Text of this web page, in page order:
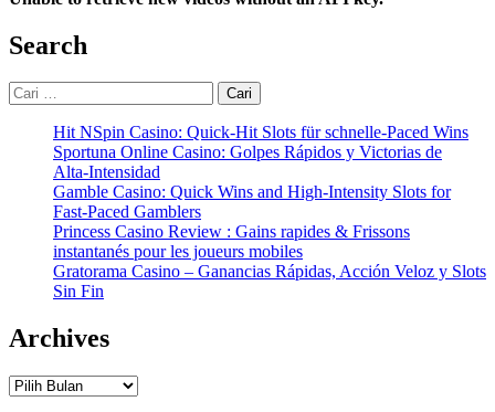
Search
Cari
untuk:
Hit NSpin Casino: Quick‑Hit Slots für schnelle‑Paced Wins
Sportuna Online Casino: Golpes Rápidos y Victorias de
Alta‑Intensidad
Gamble Casino: Quick Wins and High‑Intensity Slots for
Fast‑Paced Gamblers
Princess Casino Review : Gains rapides & Frissons
instantanés pour les joueurs mobiles
Gratorama Casino – Ganancias Rápidas, Acción Veloz y Slots
Sin Fin
Archives
Archives